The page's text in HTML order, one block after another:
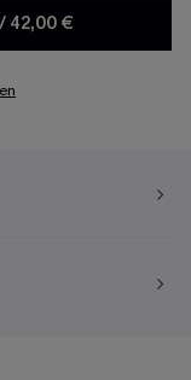
/ 42,00 €